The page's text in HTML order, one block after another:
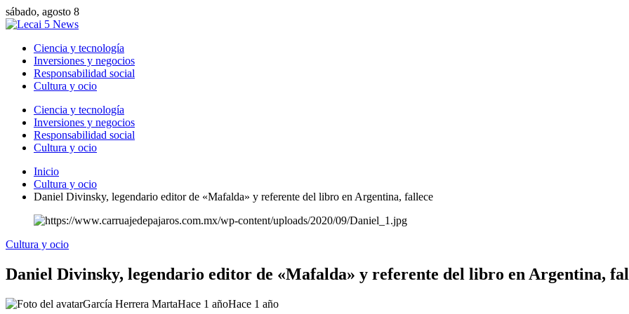
sábado, agosto 8
Ciencia y tecnología
Inversiones y negocios
Responsabilidad social
Cultura y ocio
Ciencia y tecnología
Inversiones y negocios
Responsabilidad social
Cultura y ocio
Inicio
Cultura y ocio
Daniel Divinsky, legendario editor de «Mafalda» y referente del libro en Argentina, fallece
Cultura y ocio
Daniel Divinsky, legendario editor de «Mafalda» y referente del libro en Argentina,
García Herrera MartaHace 1 añoHace 1 año